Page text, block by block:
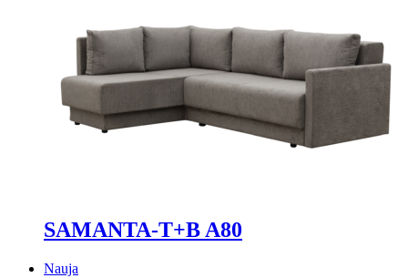
SAMANTA-T+B A80
Nauja